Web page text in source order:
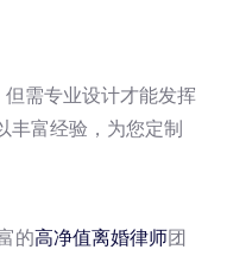
需专业设计才能发挥
丰富经验，为您定制
的高净值离婚律师团